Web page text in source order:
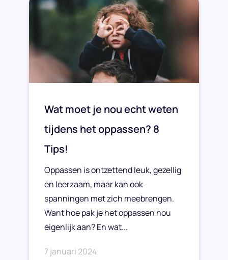
Wat moet je nou echt weten
tijdens het oppassen? 8
Tips!
Oppassen is ontzettend leuk, gezellig
en leerzaam, maar kan ook
spanningen met zich meebrengen.
Want hoe pak je het oppassen nou
eigenlijk aan? En wat...
7 januari 2024